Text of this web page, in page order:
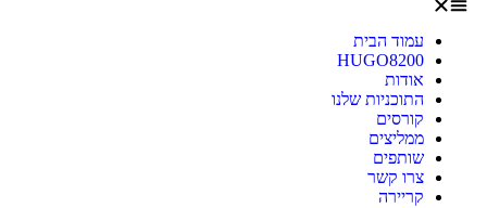
עמוד הבית
HUGO8200
אודות
התוכניות שלנו
קורסים
ממליצים
שותפים
צרו קשר
קריירה